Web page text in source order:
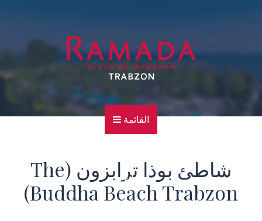
للهاتف
شاطئ بوذا ترابزون (The
Buddha Beach Trabzon)